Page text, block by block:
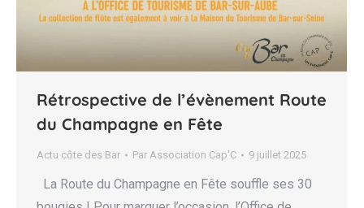
Rétrospective de l’évènement Route
du Champagne en Fête
Actu côte des Bar Par Association Cap'C 9 juillet 2025
La Route du Champagne en Fête souffle ses 30